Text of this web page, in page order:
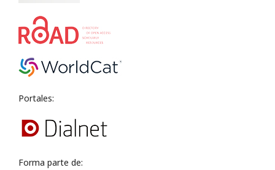
Portales:
Forma parte de: